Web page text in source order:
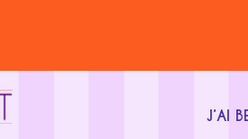
J’AI